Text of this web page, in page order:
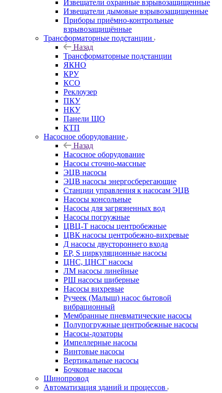
Извещатели охранные взрывозащищенные
Извещатели дымовые взрывозащищенные
Приборы приёмно-контрольные
взрывозащищённые
Трансформаторные подстанции
Назад
Трансформаторные подстанции
ЯКНО
КРУ
КСО
Реклоузер
ПКУ
НКУ
Панели ЩО
КТП
Насосное оборудование
Назад
Насосное оборудование
Насосы сточно-массные
ЭЦВ насосы
ЭЦВ насосы энергосберегающие
Станции управления к насосам ЭЦВ
Насосы консольные
Насосы для загрязненных вод
Насосы погружные
ЦВЦ-Т насосы центробежные
ЦВК насосы центробежно-вихревые
Д насосы двустороннего входа
EP, S циркуляционные насосы
ЦНС, ЦНСГ насосы
ЛМ насосы линейные
РШ насосы шиберные
Насосы вихревые
Ручеек (Малыш) насос бытовой
вибрационный
Мембранные пневматические насосы
Полупогружные центробежные насосы
Насосы-дозаторы
Импеллерные насосы
Винтовые насосы
Вертикальные насосы
Бочковые насосы
Шинопровод
Автоматизация зданий и процессов